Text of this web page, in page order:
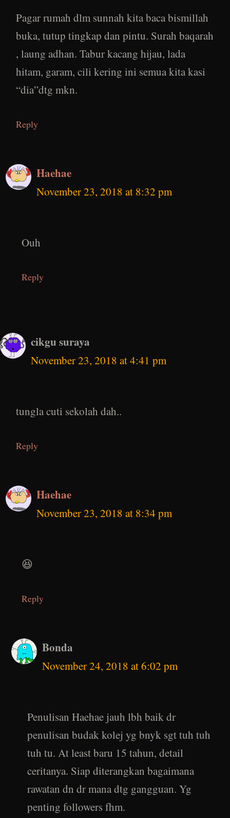
Pagar rumah dlm sunnah kita baca bismillah
buka, tutup tingkap dan pintu. Surah baqarah
, laung adhan. Tabur kacang hijau, lada
hitam, garam, cili kering ini semua kita kasi
“dia”dtg mkn.
Reply
Haehae
November 23, 2018 at 8:32 pm
Ouh
Reply
cikgu suraya
November 23, 2018 at 4:41 pm
tungla cuti sekolah dah..
Reply
Haehae
November 23, 2018 at 8:34 pm
😆
Reply
Bonda
November 24, 2018 at 6:02 pm
Penulisan Haehae jauh lbh baik dr
penulisan budak kolej yg bnyk sgt tuh tuh
tuh tu. At least baru 15 tahun, detail
ceritanya. Siap diterangkan bagaimana
rawatan dn dr mana dtg gangguan. Yg
penting followers fhm.